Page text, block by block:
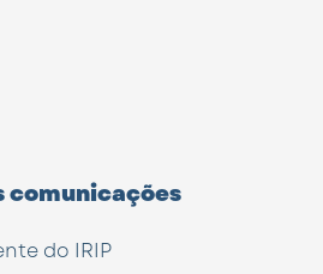
comunicações
do IRIP